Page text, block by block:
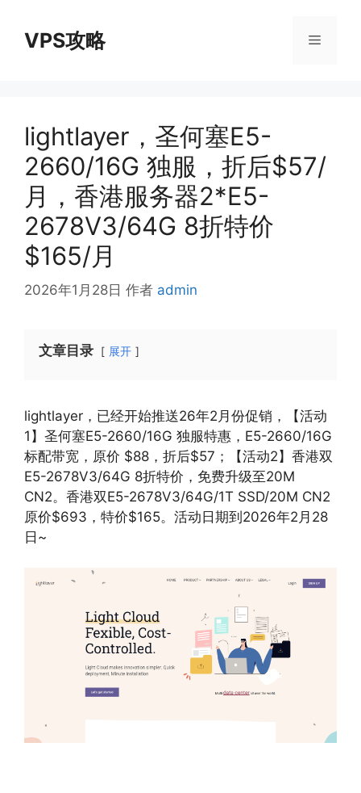
VPS攻略 菜
lightlayer，圣何塞E5-
2660/16G 独服，折后$57/
月，香港服务器2*E5-
2678V3/64G 8折特价
$165/月
2026年1月28日 作者 admin
文章目录 展开
lightlayer，已经开始推送26年2月份促销，【活动
1】圣何塞E5-2660/16G 独服特惠，E5-2660/16G
标配带宽，原价 $88，折后$57；【活动2】香港双
E5-2678V3/64G 8折特价，免费升级至20M
CN2。香港双E5-2678V3/64G/1T SSD/20M CN2
原价$693，特价$165。活动日期到2026年2月28
日~